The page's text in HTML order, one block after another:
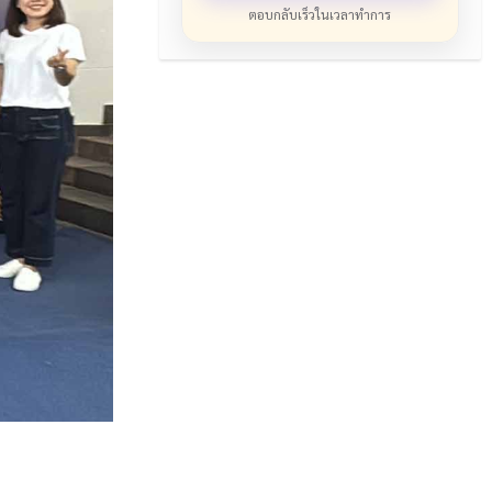
ตอบกลับเร็วในเวลาทำการ